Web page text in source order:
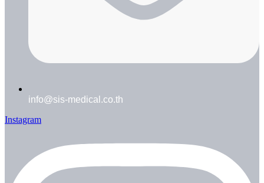
info@sis-medical.co.th
Instagram